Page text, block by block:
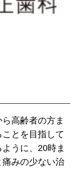
高齢者の方ま
とを目指して
うに、20時ま
みの少ない治